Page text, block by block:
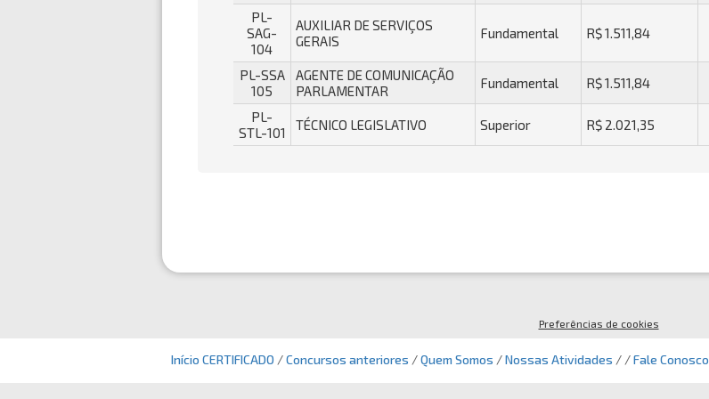
PL-
SAG-
104
AUXILIAR DE SERVIÇOS
GERAIS
Fundamental R$ 1.511,84
PL-SSA
105
AGENTE DE COMUNICAÇÃO
PARLAMENTAR
Fundamental R$ 1.511,84
PL-
STL-101
TÉCNICO LEGISLATIVO Superior R$ 2.021,35
Preferências de cookies
Início CERTIFICADO /Concursos anteriores /Quem Somos /Nossas Atividades / /Fale Conosco